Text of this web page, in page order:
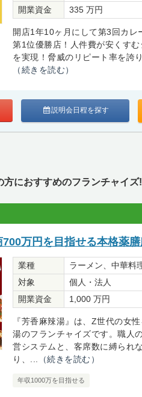
開業資金
335 万円
開店1年10ヶ月にして第3回カレ
第1位優勝店！人件費が安くす
を実現！脅威のリピート率を誇
（続きを読む）
説明会日程を探す
方におすすめのフランチャイズ!
万円を目指せる本格薬
業種
ラーメン、中華料
対象
個人・法人
開業資金
1,000 万円
『芳香麻辣湯』は、Z世代の女
湯のフランチャイズです。職人
営システムと、客席数に縛られ
り、...
（続きを読む）
年収1000万を目指せる